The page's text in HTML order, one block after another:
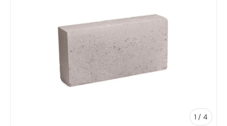
1 / de
4